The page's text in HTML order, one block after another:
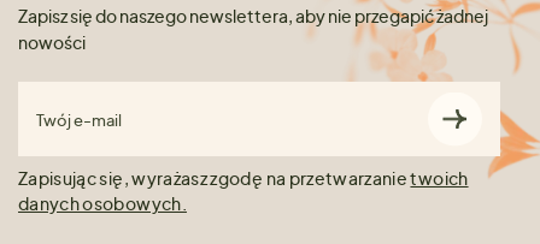
Zapisz się do naszego newslettera, aby nie przegapić żadnej
nowości
Twój e-mail
Zapisując się, wyrażasz zgodę na przetwarzanietwoich
danych osobowych.